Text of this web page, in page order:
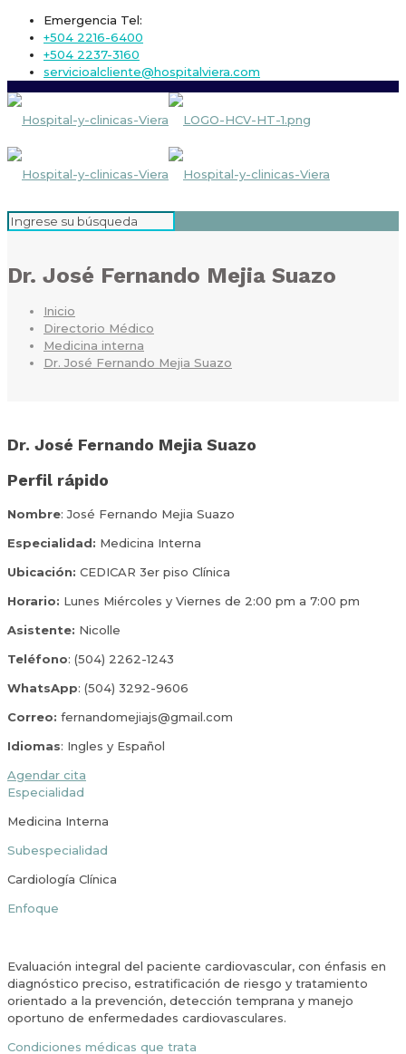
Emergencia Tel:
+504 2216-6400
+504 2237-3160
servicioalcliente@hospitalviera.com
Dr. José Fernando Mejia Suazo
Inicio
Directorio Médico
Medicina interna
Dr. José Fernando Mejia Suazo
Dr. José Fernando Mejia Suazo
Perfil rápido
Nombre: José Fernando Mejia Suazo
Especialidad: Medicina Interna
Ubicación: CEDICAR 3er piso Clínica
Horario: Lunes Miércoles y Viernes de 2:00 pm a 7:00 pm
Asistente: Nicolle
Teléfono: (504) 2262-1243
WhatsApp: (504) 3292-9606
Correo: fernandomejiajs@gmail.com
Idiomas: Ingles y Español
Agendar cita
Especialidad
Medicina Interna
Subespecialidad
Cardiología Clínica
Enfoque
Evaluación integral del paciente cardiovascular, con énfasis en
diagnóstico preciso, estratificación de riesgo y tratamiento
orientado a la prevención, detección temprana y manejo
oportuno de enfermedades cardiovasculares.
Condiciones médicas que trata